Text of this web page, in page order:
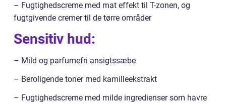
– Fugtighedscreme med mat effekt til T-zonen, og
fugtgivende cremer til de tørre områder
Sensitiv hud:
– Mild og parfumefri ansigtssæbe
– Beroligende toner med kamilleekstrakt
– Fugtighedscreme med milde ingredienser som havre